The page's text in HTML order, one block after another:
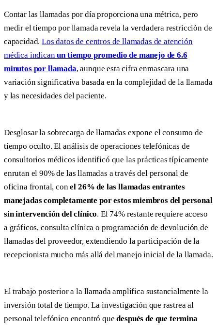
Contar las llamadas por día proporciona una métrica, pero
medir el tiempo por llamada revela la verdadera restricción de
capacidad.Los datos de centros de llamadas de atención
médica indicanun tiempo promedio de manejo de 6.6
minutos por llamada, aunque esta cifra enmascara una
variación significativa basada en la complejidad de la llamada
y las necesidades del paciente.
Desglosar la sobrecarga de llamadas expone el consumo de
tiempo oculto. El análisis de operaciones telefónicas de
consultorios médicos identificó que las prácticas típicamente
enrutan el 90% de las llamadas a través del personal de
oficina frontal, conel 26% de las llamadas entrantes
manejadas completamente por estos miembros del personal
sin intervención del clínico. El 74% restante requiere acceso
a gráficos, consulta clínica o programación de devolución de
llamadas del proveedor, extendiendo la participación de la
recepcionista mucho más allá del manejo inicial de la llamada.
El trabajo posterior a la llamada amplifica sustancialmente la
inversión total de tiempo. La investigación que rastrea al
personal telefónico encontró quedespués de que termina